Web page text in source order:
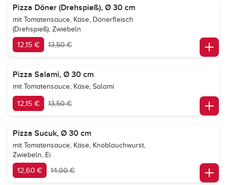
Pizza Döner (Drehspieß), Ø 30 cm
mit Tomatensauce, Käse, Dönerfleisch
(Drehspieß), Zwiebeln
12,15 € 13,50 €
Pizza Salami, Ø 30 cm
mit Tomatensauce, Käse, Salami
12,15 € 13,50 €
Pizza Sucuk, Ø 30 cm
mit Tomatensauce, Käse, Knoblauchwurst,
Zwiebeln, Ei
12,60 € 14,00 €